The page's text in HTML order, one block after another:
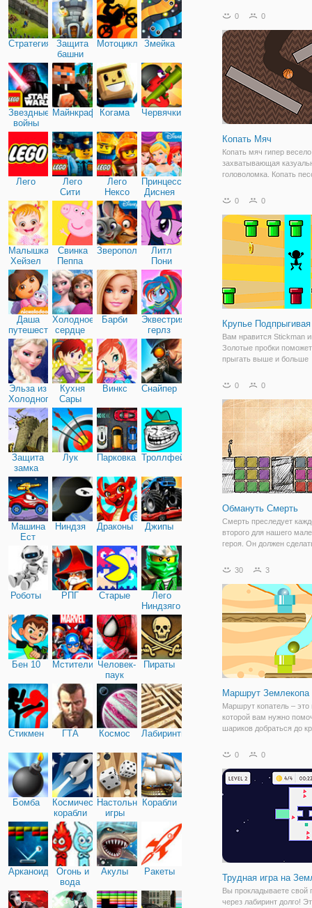
Стратегия
Защита
башни
МотоциклыЗмейка
Звездные
войны
МайнкрафтКогама Червячки
Лего
Лего
Сити
Лего
Нексо
Найтс
Принцессы
Диснея
Малышка
Хейзел
Свинка
Пеппа
Зверополис
Литл
Пони
Дружба
Даша
путешественница
Холодное
сердце
Барби
Эквестрия
герлз
Эльза из
Холодного
сердца
Кухня
Сары
Винкс Снайпер
Защита
замка
Лук Парковка Троллфейс
Машина
Ест
Машину
Ниндзя Драконы Джипы
Роботы РПГ Старые
Лего
Ниндзяго
Бен 10 Мстители Человек-
паук
Пираты
Стикмен ГТА Космос Лабиринты
Бомба
Космические
корабли
Настольные
игры
Корабли
Арканоид
Огонь и
вода
Акулы Ракеты
в этой игре. Бегать и
избежать препятствий и
бонусные предметы в
Достичь,
0 0
Копать Мяч
Копать мяч гипер весело
захватывающая
головоломка. Копать
избегать препятствий,
0 0
Крупье Подпрыгивая
Вам нравится Stickman
Золотые пробки
прыгать выше и больше
Бонусы и ловушки,
трубы мудро, чтобы
и собрать как
0 0
Обмануть Смерть
Смерть преследует
второго для нашего
героя. Он должен
Помочь ему получить
должны решить
путем
30 3
Маршрут Землекопа
Маршрут копатель – это
которой вам нужно
шариков добраться до
для них. Будьте
трубы. Избежать всех
чтобы пройти
0 0
Трудная игра на
Вы прокладываете свой
через лабиринт долго!